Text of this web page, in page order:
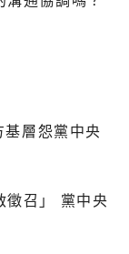
基層怨黨中央
徵召」 黨中央